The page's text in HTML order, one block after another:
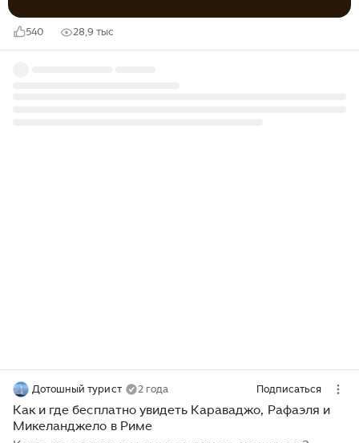
540 28,9 тыс
Дотошный турист 2 года Подписаться
Как и где бесплатно увидеть Караваджо, Рафаэля и
Микеланджело в Риме